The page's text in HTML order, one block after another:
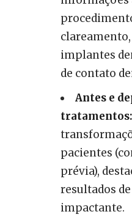
implantes
de contato
Antes e
tratamentos:
pacientes
prévia),
resultados
impactante.